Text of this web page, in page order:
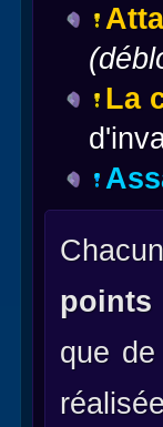
La
points
que